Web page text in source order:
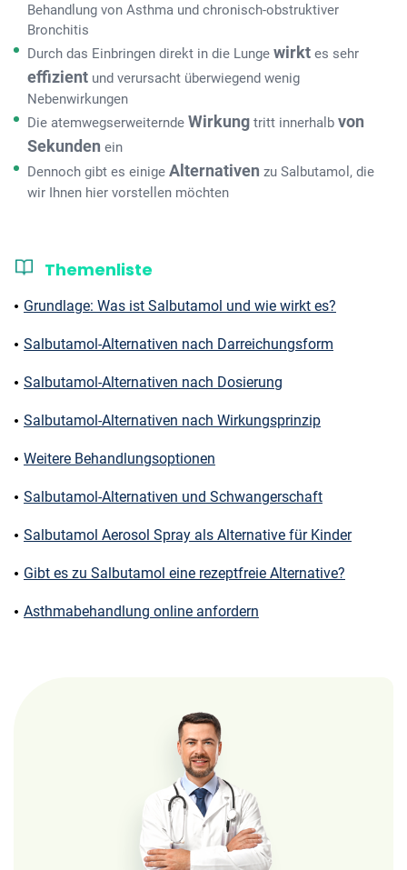
Behandlung von Asthma und chronisch-obstruktiver
Bronchitis
Durch das Einbringen direkt in die Lunge wirkt es sehr
effizient und verursacht überwiegend wenig
Nebenwirkungen
Die atemwegserweiternde Wirkung tritt innerhalb von
Sekunden ein
Dennoch gibt es einige Alternativen zu Salbutamol, die
wir Ihnen hier vorstellen möchten
Themenliste
Grundlage: Was ist Salbutamol und wie wirkt es?
Salbutamol-Alternativen nach Darreichungsform
Salbutamol-Alternativen nach Dosierung
Salbutamol-Alternativen nach Wirkungsprinzip
Weitere Behandlungsoptionen
Salbutamol-Alternativen und Schwangerschaft
Salbutamol Aerosol Spray als Alternative für Kinder
Gibt es zu Salbutamol eine rezeptfreie Alternative?
Asthmabehandlung online anfordern